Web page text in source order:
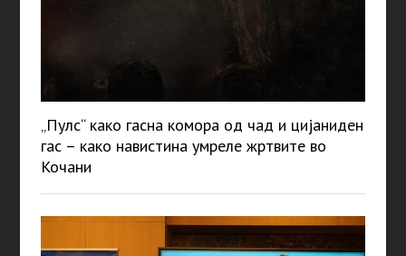
„Пулс“ како гасна комора од чад и цијаниден
гас – како навистина умреле жртвите во
Кочани